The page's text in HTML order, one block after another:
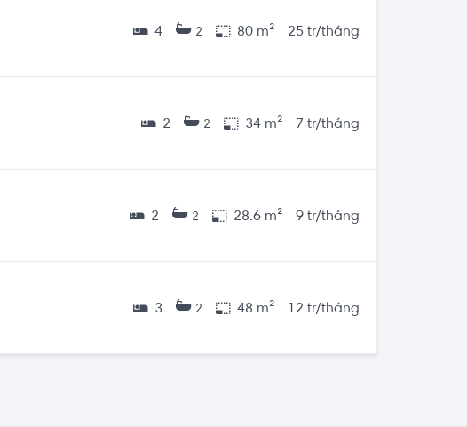
4 2 80 m² 25 tr/tháng
2 2 34 m² 7 tr/tháng
2 2 28.6 m² 9 tr/tháng
3 2 48 m² 12 tr/tháng